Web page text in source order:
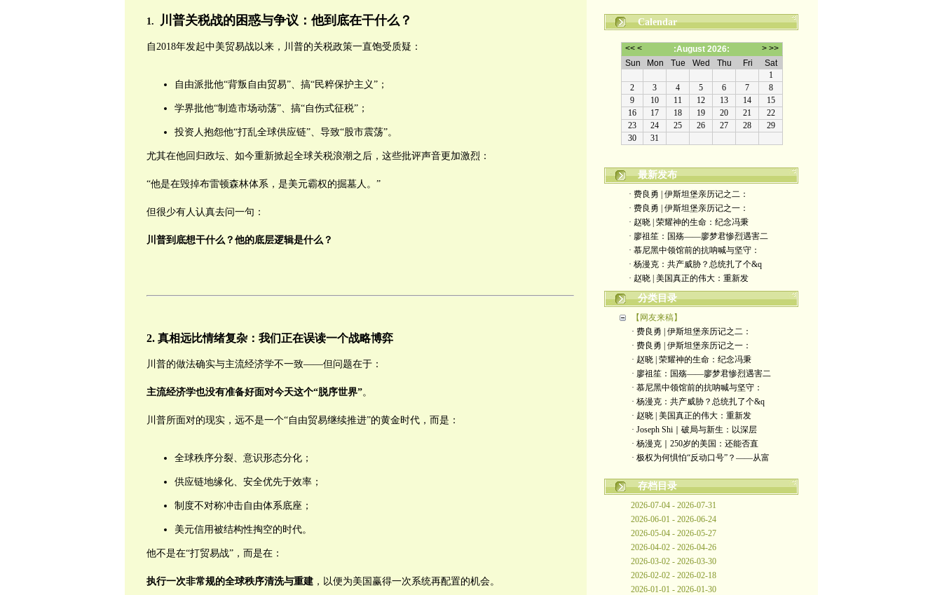
1. 川普关税战的困惑与争议：他到底在干什么？
自2018年发起中美贸易战以来，川普的关税政策一直饱受质疑：
自由派批他“背叛自由贸易”、搞“民粹保护主义”；
学界批他“制造市场动荡”、搞“自伤式征税”；
投资人抱怨他“打乱全球供应链”、导致“股市震荡”。
尤其在他回归政坛、如今重新掀起全球关税浪潮之后，这些批评声音更加激烈：
“他是在毁掉布雷顿森林体系，是美元霸权的掘墓人。”
但很少有人认真去问一句：
川普到底想干什么？他的底层逻辑是什么？
2. 真相远比情绪复杂：我们正在误读一个战略博弈
川普的做法确实与主流经济学不一致——但问题在于：
主流经济学也没有准备好面对今天这个“脱序世界”。
川普所面对的现实，远不是一个“自由贸易继续推进”的黄金时代，而是：
全球秩序分裂、意识形态分化；
供应链地缘化、安全优先于效率；
制度不对称冲击自由体系底座；
美元信用被结构性掏空的时代。
他不是在“打贸易战”，而是在：
执行一次非常规的全球秩序清洗与重建，以便为美国赢得一次系统再配置的机会。
Calendar
最新发布
· 费良勇 | 伊斯坦堡亲历记之二：
· 费良勇 | 伊斯坦堡亲历记之一：
· 赵晓 | 荣耀神的生命：纪念冯秉
· 廖祖笙：国殇——廖梦君惨烈遇害二
· 慕尼黑中领馆前的抗呐喊与坚守：
· 杨漫克：共产威胁？总统扎了个&q
· 赵晓 | 美国真正的伟大：重新发
分类目录
【网友来稿】
· 费良勇 | 伊斯坦堡亲历记之二：
· 费良勇 | 伊斯坦堡亲历记之一：
· 赵晓 | 荣耀神的生命：纪念冯秉
· 廖祖笙：国殇——廖梦君惨烈遇害二
· 慕尼黑中领馆前的抗呐喊与坚守：
· 杨漫克：共产威胁？总统扎了个&q
· 赵晓 | 美国真正的伟大：重新发
· Joseph Shi｜破局与新生：以深层
· 杨漫克｜250岁的美国：还能否直
· 极权为何惧怕“反动口号”？——从富
存档目录
2026-07-04 - 2026-07-31
2026-06-01 - 2026-06-24
2026-05-04 - 2026-05-27
2026-04-02 - 2026-04-26
2026-03-02 - 2026-03-30
2026-02-02 - 2026-02-18
2026-01-01 - 2026-01-30